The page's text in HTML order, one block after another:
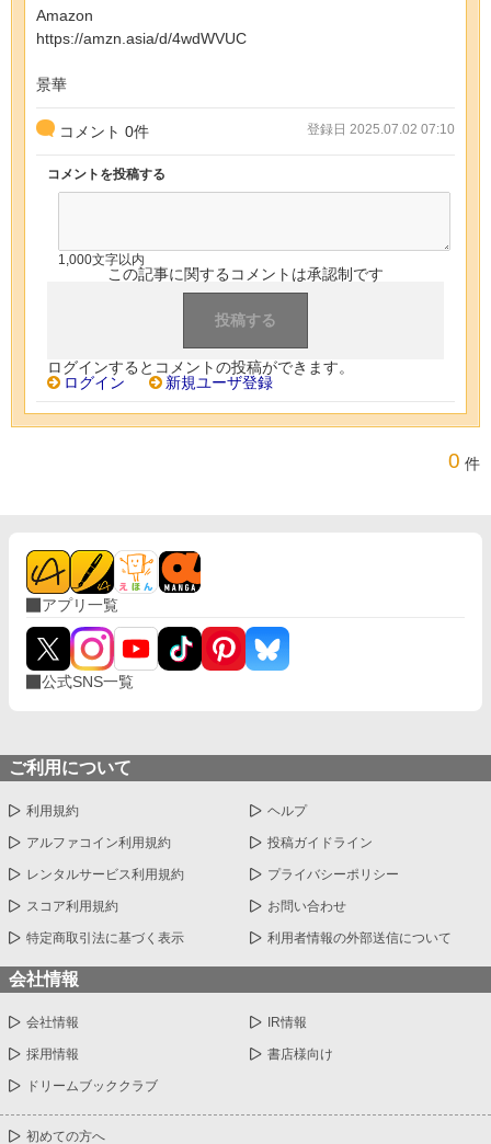
Amazon
https://amzn.asia/d/4wdWVUC
景華
コメント 0件 登録日 2025.07.02 07:10
コメントを投稿する
1,000文字以内
この記事に関するコメントは承認制です
ログインするとコメントの投稿ができます。
ログイン
新規ユーザ登録
0 件
アプリ一覧
公式SNS一覧
ご利用について
利用規約 ヘルプ
アルファコイン利用規約 投稿ガイドライン
レンタルサービス利用規約 プライバシーポリシー
スコア利用規約 お問い合わせ
特定商取引法に基づく表示 利用者情報の外部送信について
会社情報
会社情報 IR情報
採用情報 書店様向け
ドリームブッククラブ
初めての方へ